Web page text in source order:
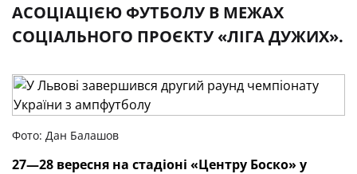
АСОЦІАЦІЄЮ ФУТБОЛУ В МЕЖАХ
СОЦІАЛЬНОГО ПРОЄКТУ «ЛІГА ДУЖИХ».
Фото: Дан Балашов
27—28 вересня на стадіоні «Центру Боско» у